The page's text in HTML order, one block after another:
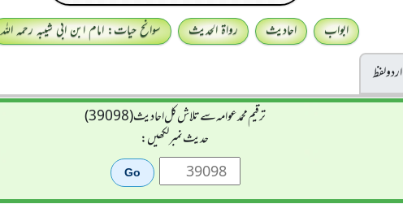
ابواب احادیث رواۃ الحدیث
سوانح حیات: امام ابن ابی شیبہ رحمہ اللہ
اردو لفظ
ترقیم محمدعوامہ سے تلاش کل احادیث (39098)
حدیث نمبر لکھیں: